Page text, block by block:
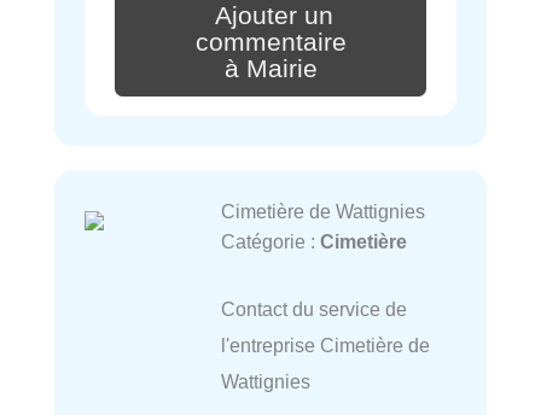
Ajouter un
commentaire
à Mairie
Cimetière de Wattignies
Catégorie : Cimetière
Contact du service de
l'entreprise Cimetière de
Wattignies